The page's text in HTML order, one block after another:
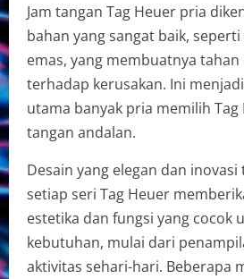
Jam tangan Tag Heuer pria
bahan yang sangat baik,
emas, yang membuatnya
terhadap kerusakan. Ini
utama banyak pria memilih Tag
tangan andalan.
Desain yang elegan dan
setiap seri Tag Heuer
estetika dan fungsi yang cocok
kebutuhan, mulai dari
aktivitas sehari-hari. Beberapa